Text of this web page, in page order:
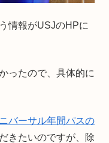
情報がUSJのHPに
ったので、具体的に
ニバーサル年間パスの
きたいのですが、除